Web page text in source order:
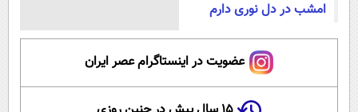
امشب در دل نوری دارم
عضویت در اینستاگرام عصر ایران